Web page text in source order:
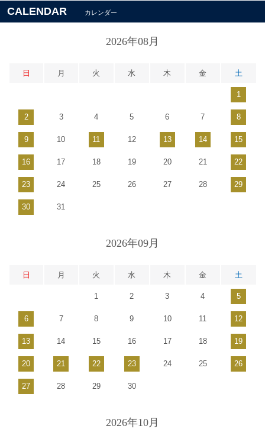
CALENDAR カレンダー
2026年08月
日 月 火 水 木 金 土
1
2 3 4 5 6 7 8
9 10 11 12 13 14 15
16 17 18 19 20 21 22
23 24 25 26 27 28 29
30 31
2026年09月
日 月 火 水 木 金 土
1 2 3 4 5
6 7 8 9 10 11 12
13 14 15 16 17 18 19
20 21 22 23 24 25 26
27 28 29 30
2026年10月